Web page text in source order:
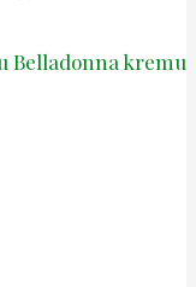
Belladonna kremu